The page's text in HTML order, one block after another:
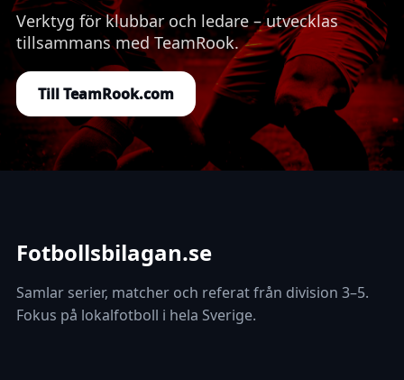
Verktyg för klubbar och ledare – utvecklas
tillsammans med TeamRook.
Till TeamRook.com
Fotbollsbilagan.se
Samlar serier, matcher och referat från division 3–5.
Fokus på lokalfotboll i hela Sverige.